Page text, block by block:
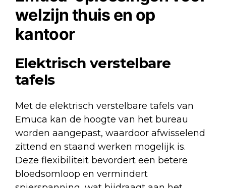
welzijn thuis en op
kantoor
Elektrisch verstelbare
tafels
Met de elektrisch verstelbare tafels van
Emuca kan de hoogte van het bureau
worden aangepast, waardoor afwisselend
zittend en staand werken mogelijk is.
Deze flexibiliteit bevordert een betere
bloedsomloop en vermindert